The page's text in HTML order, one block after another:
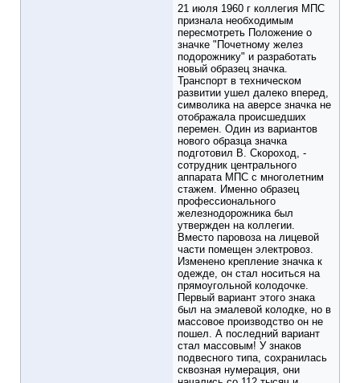
21 июля 1960 г коллегия МПС
признала необходимым
пересмотреть Положение о
значке "Почетному желез
подорожнику" и разработать
новый образец значка.
Транспорт в техническом
развитии ушел далеко вперед,
символика на аверсе значка не
отображала происшедших
перемен. Один из вариантов
нового образца значка
подготовил В. Скороход, -
сотрудник центрального
аппарата МПС с многолетним
стажем. Именно образец
профессионального
железнодорожника был
утвержден на коллегии.
Вместо паровоза на лицевой
части помещен электровоз.
Изменено крепление значка к
одежде, он стал носиться на
прямоугольной колодочке.
Первый вариант этого знака
был на эмалевой колодке, но в
массовое производство он не
пошел. А последний вариант
стал массовым! У знаков
подвесного типа, сохранилась
сквозная нумерация, они